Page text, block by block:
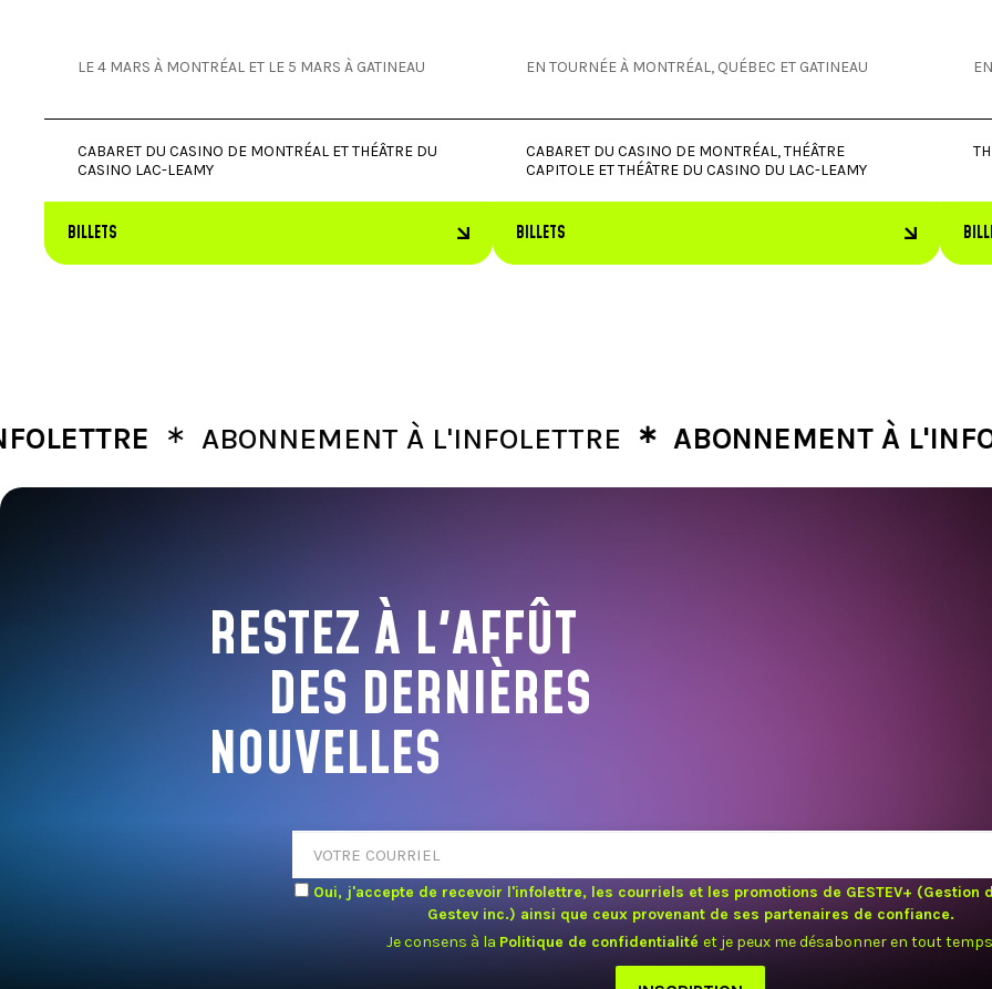
LE 4 MARS À MONTRÉAL ET LE 5 MARS À GATINEAU
CABARET DU CASINO DE MONTRÉAL ET THÉÂTRE DU
CASINO LAC-LEAMY
BILLETS
EN TOURNÉE À MONTRÉAL, QUÉBEC ET GATINEAU
CABARET DU CASINO DE MONTRÉAL, THÉÂTRE
CAPITOLE ET THÉÂTRE DU CASINO DU LAC-LEAMY
BILLETS
∗ABONNEMENT À L'INFOLETTRE ∗ABONNEMENT À
RESTEZ À L'AFFÛT
DES DERNIÈRES
NOUVELLES